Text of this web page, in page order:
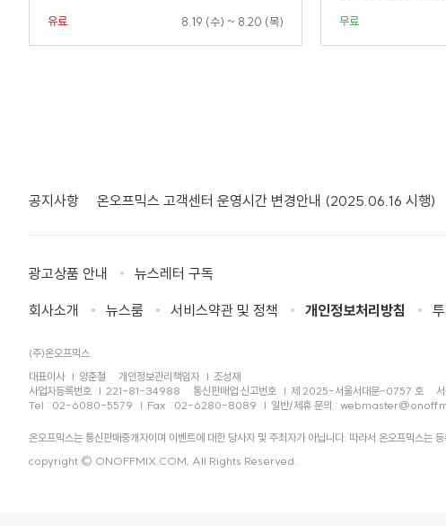
유료 8.19 (수) ~ 8.20 (목) 무료
공지사항 온오프믹스 고객센터 운영시간 변경안내 (2025.06.16 시행)
광고상품 안내 뉴스레터 구독
회사소개 뉴스룸 서비스약관 및 정책 개인정보처리방침
(주)온오프믹스
대표이사
양준철 개인정보관리책임자
조성재
사업자등록번호
221-81-34988 통신판매업 신고번호 제 2025-서울서대문-0757 호
Tel : 02-6080-5579
Fax : 02-6280-8089 일반/제휴 문의 :
온오프믹스는 통신판매중개자이며 이벤트에 대한 당사자 및 주최자가 아닙니다. 따라서 온오프믹스는
copyright © ONOFFMIX.COM, All Rights Reserved.